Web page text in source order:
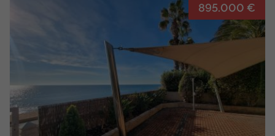
895.000 €